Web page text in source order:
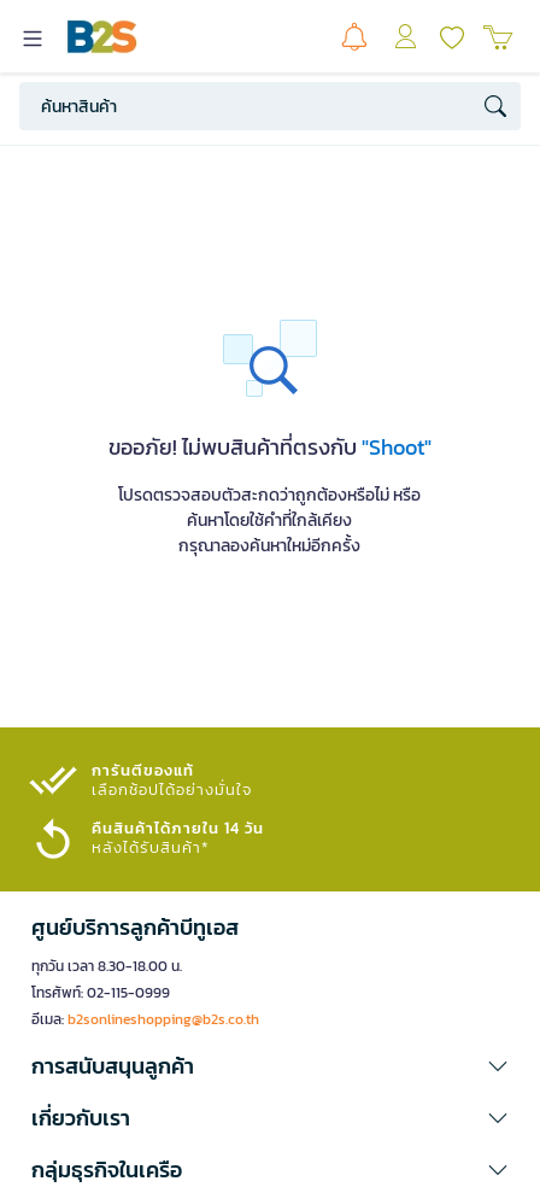
ขออภัย! ไม่พบสินค้าที่ตรงกับ"Shoot"
โปรดตรวจสอบตัวสะกดว่าถูกต้องหรือไม่ หรือ
ค้นหาโดยใช้คำที่ใกล้เคียง
กรุณาลองค้นหาใหม่อีกครั้ง
การันตีของแท้
เลือกช้อปได้อย่างมั่นใจ​
คืนสินค้าได้ภายใน 14 วัน
หลังได้รับสินค้า*
ศูนย์บริการลูกค้าบีทูเอส
ทุกวัน เวลา 8.30-18.00 น.
โทรศัพท์: 02-115-0999
อีเมล:b2sonlineshopping@b2s.co.th
การสนับสนุนลูกค้า
เกี่ยวกับเรา
กลุ่มธุรกิจในเครือ